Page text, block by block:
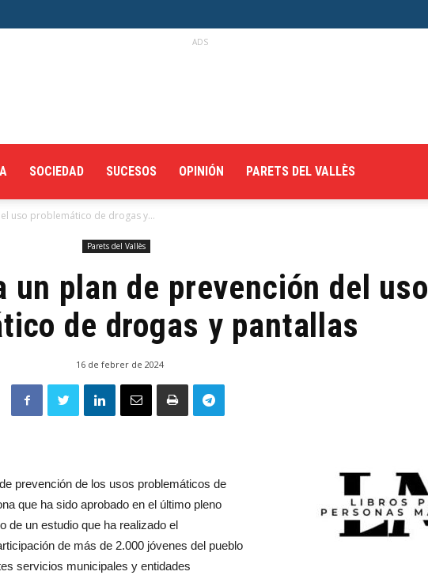
ADS
SOCIEDAD SUCESOS OPINIÓN PARETS DEL VALLÈS
uso problemático de drogas y...
Parets del Vallès
un plan de prevención del uso
de drogas y pantallas
16 de febrer de 2024
prevención de los usos problemáticos de
que ha sido aprobado en el último pleno
de un estudio que ha realizado el
de más de 2.000 jóvenes del pueblo
servicios municipales y entidades